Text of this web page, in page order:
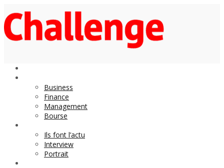
Business
Finance
Management
Bourse
Ils font l’actu
Interview
Portrait